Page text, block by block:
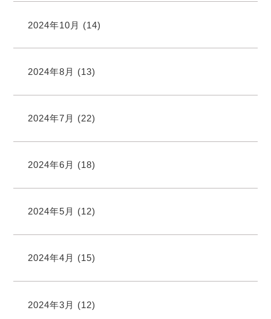
2024年10月 (14)
2024年8月 (13)
2024年7月 (22)
2024年6月 (18)
2024年5月 (12)
2024年4月 (15)
2024年3月 (12)